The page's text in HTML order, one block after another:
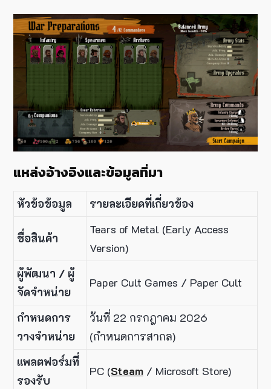
แหล่งอ้างอิงและข้อมูลที่มา
หัวข้อข้อมูล รายละเอียดที่เกี่ยวข้อง
ชื่อสินค้า
Tears of Metal (Early Access
Version)
ผู้พัฒนา / ผู้
จัดจำหน่าย
Paper Cult Games / Paper Cult
กำหนดการ
วางจำหน่าย
วันที่ 22 กรกฎาคม 2026
(กำหนดการสากล)
แพลตฟอร์มที่
รองรับ
PC (Steam / Microsoft Store)